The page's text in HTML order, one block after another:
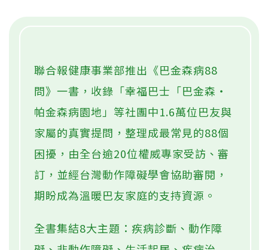
聯合報健康事業部推出《巴金森病88
問》一書，收錄「幸福巴士「巴金森‧
帕金森病園地」等社團中1.6萬位巴友與
家屬的真實提問，整理成最常見的88個
困擾，由全台逾20位權威專家受訪、審
訂，並經台灣動作障礙學會協助審閱，
期盼成為溫暖巴友家庭的支持資源。
全書集結8大主題：疾病診斷、動作障